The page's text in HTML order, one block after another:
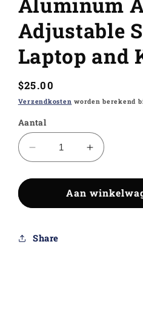
Adjustable
Laptop and
Normale
prijs
$25.00
Verzendkosten worden berekend
Aantal
Aantal
verlagen
voor
Aluminum
Alloy
Stand
For
Aantal
verhogen
voor
Aluminum
Alloy
Aan
Share